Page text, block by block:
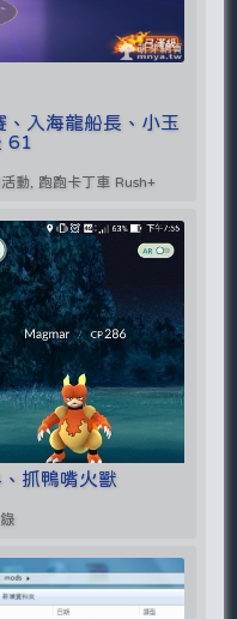
入海龍船長、小玉
61
動, 跑跑卡丁車 Rush+
抓鴨嘴火獸